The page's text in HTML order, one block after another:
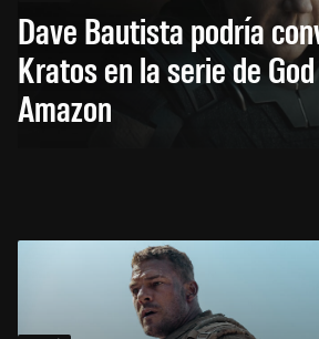
Dave Bautista podría
Kratos en la serie de
Amazon